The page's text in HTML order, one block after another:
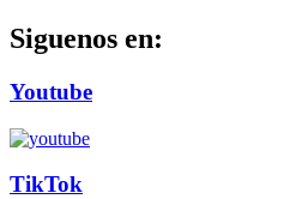
Siguenos en:
Youtube
TikTok